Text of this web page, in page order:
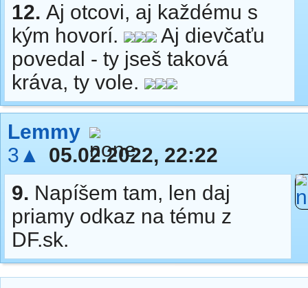
12. Aj otcovi, aj každému s
kým hovorí.
Aj dievčaťu
povedal - ty jseš taková
kráva, ty vole.
Lemmy
3▲
05.02.2022, 22:22
9. Napíšem tam, len daj
priamy odkaz na tému z
DF.sk.